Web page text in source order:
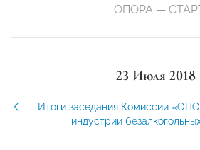
ОПОРА —
23 Июля 2018
Итоги заседания Комиссии
индустрии